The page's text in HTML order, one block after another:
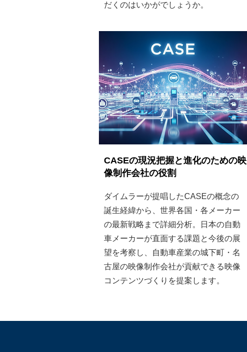
だくのはいかがでしょうか。
CASEの現況把握と進化のための映
像制作会社の役割
ダイムラーが提唱したCASEの概念の
誕生経緯から、世界各国・各メーカー
の最新戦略まで詳細分析。日本の自動
車メーカーが直面する課題と今後の展
望を考察し、自動車産業の城下町・名
古屋の映像制作会社が貢献できる映像
コンテンツづくりを提案します。